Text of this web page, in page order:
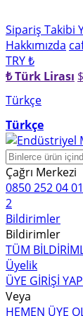
Sipariş Takibi
Hakkımızda
TRY ₺
₺ Türk Lirası
Türkçe
Türkçe
Çağrı Merkezi
0850 252 04 01
2
Bildirimler
Bildirimler
TÜM
Üyelik
ÜYE GİRİŞİ YAP
Veya
HEMEN ÜYE